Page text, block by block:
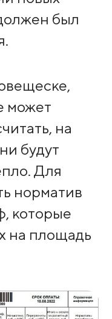
был
может
на
будут
Для
норматив
которые
на площадь